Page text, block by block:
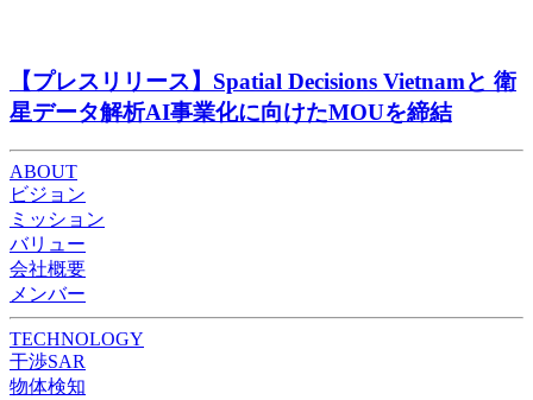
【プレスリリース】Spatial Decisions Vietnamと 衛
星データ解析AI事業化に向けたMOUを締結
ABOUT
ビジョン
ミッション
バリュー
会社概要
メンバー
TECHNOLOGY
干渉SAR
物体検知​​